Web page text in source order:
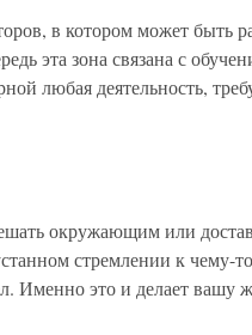
в котором может быть
эта зона связана с
любая деятельность,
окружающим или
стремлении к чему-
Именно это и делает вашу